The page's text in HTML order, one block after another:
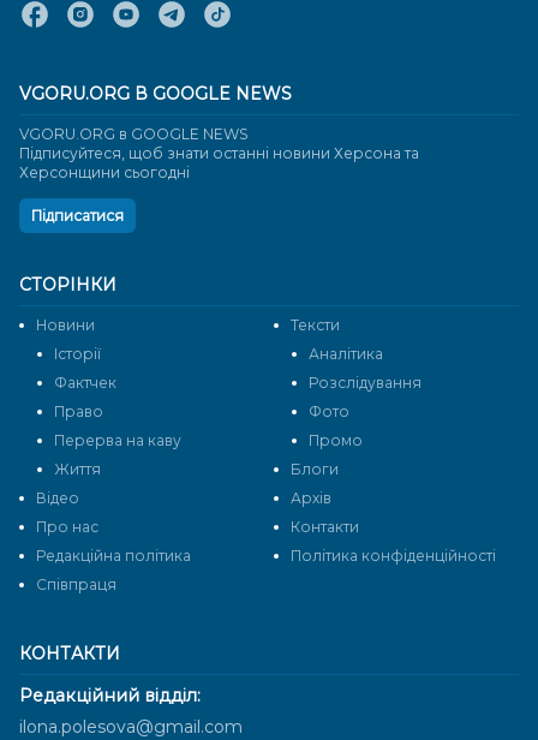
КОНТАКТИ
Редакційний відділ:
ilona.polesova@gmail.com
СТОРІНКИ
Новини
Тексти
Історії
Аналітика
Фактчек
Розслідування
Право
Фото
Перерва на каву
Промо
Життя
Блоги
Відео
Архів
Про нас
Контакти
Редакційна політика
Політика конфіденційності
Cпівпраця
VGORU.ORG В GOOGLE NEWS
VGORU.ORG в GOOGLE NEWS
Підписуйтеся, щоб знати останні новини Херсона та
Херсонщини сьогодні
Підписатися